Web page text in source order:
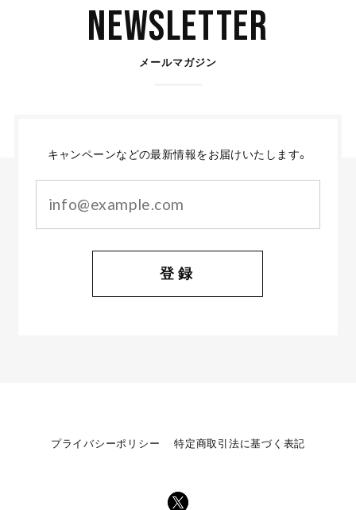
Newsletter
メールマガジン
キャンペーンなどの最新情報をお届けいたします。
登録
プライバシーポリシー 特定商取引法に基づく表記